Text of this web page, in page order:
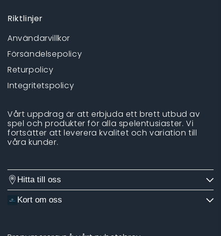
Riktlinjer
Användarvillkor
Försändelsepolicy
Returpolicy
Integritetspolicy
Vårt uppdrag är att erbjuda ett brett utbud av
spel och produkter för alla spelentusiaster. Vi
fortsätter att leverera kvalitet och variation till
våra kunder.
Hitta till oss
Kort om oss